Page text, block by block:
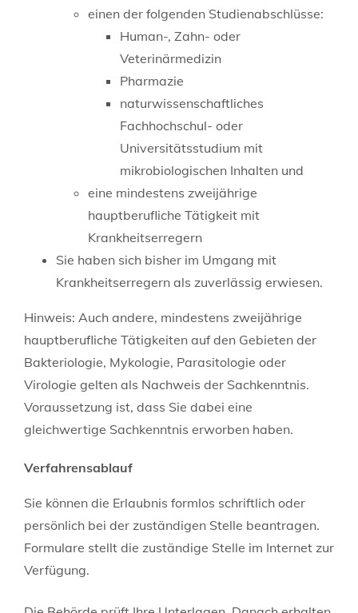
einen der folgenden Studienabschlüsse:
Human-, Zahn- oder
Veterinärmedizin
Pharmazie
naturwissenschaftliches
Fachhochschul- oder
Universitätsstudium mit
mikrobiologischen Inhalten und
eine mindestens zweijährige
hauptberufliche Tätigkeit mit
Krankheitserregern
Sie haben sich bisher im Umgang mit
Krankheitserregern als zuverlässig erwiesen.
Hinweis: Auch andere, mindestens zweijährige
hauptberufliche Tätigkeiten auf den Gebieten der
Bakteriologie, Mykologie, Parasitologie oder
Virologie gelten als Nachweis der Sachkenntnis.
Voraussetzung ist, dass Sie dabei eine
gleichwertige Sachkenntnis erworben haben.
Verfahrensablauf
Sie können die Erlaubnis formlos schriftlich oder
persönlich bei der zuständigen Stelle beantragen.
Formulare stellt die zuständige Stelle im Internet zur
Verfügung.